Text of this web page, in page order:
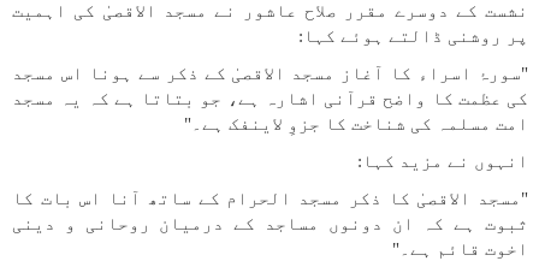
نشست کے دوسرے مقرر صلاح عاشور نے مسجد الاقصیٰ کی اہمیت
پر روشنی ڈالتے ہوئے کہا:
"سورۂ اسراء کا آغاز مسجد الاقصیٰ کے ذکر سے ہونا اس مسجد
کی عظمت کا واضح قرآنی اشارہ ہے، جو بتاتا ہے کہ یہ مسجد
امت مسلمہ کی شناخت کا جزوِ لاینفک ہے۔"
انہوں نے مزید کہا:
"مسجد الاقصیٰ کا ذکر مسجد الحرام کے ساتھ آنا اس بات کا
ثبوت ہے کہ ان دونوں مساجد کے درمیان روحانی و دینی
اخوت قائم ہے۔"